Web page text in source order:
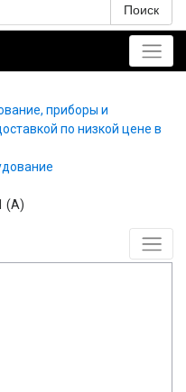
Поиск
приборы и
по низкой цене в
(А)